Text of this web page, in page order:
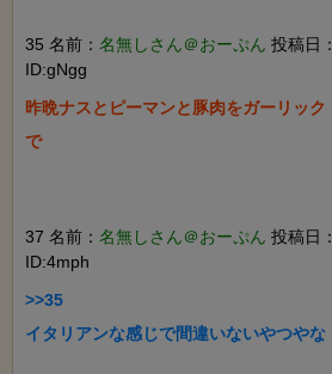
35 名前： 名無しさん＠おーぷん 投稿日
ID:gNgg
昨晩ナスとピーマンと豚肉をガーリッ
で
37 名前： 名無しさん＠おーぷん 投稿日
ID:4mph
>>35
イタリアンな感じで間違いないやつやな